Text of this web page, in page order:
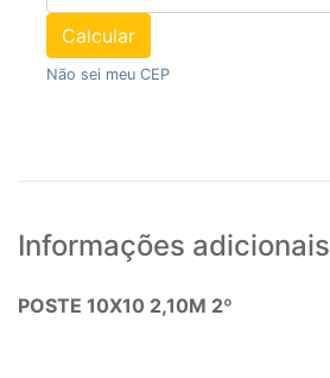
Calcular
Não sei meu CEP
Informações adicionais
POSTE 10X10 2,10M 2º